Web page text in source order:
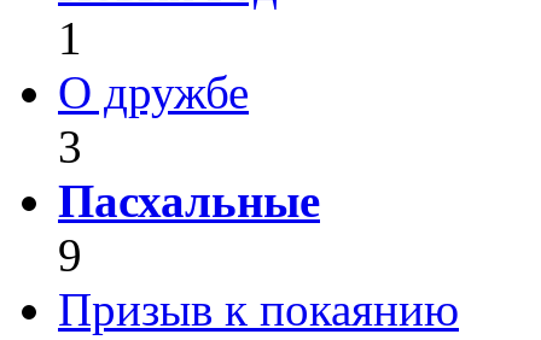
1
О дружбе
3
Пасхальные
9
Призыв к покаянию